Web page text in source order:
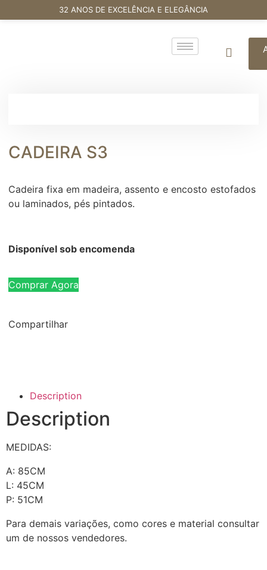
32 ANOS DE EXCELÊNCIA E ELEGÂNCIA
CADEIRA S3
Cadeira fixa em madeira, assento e encosto estofados
ou laminados, pés pintados.
Disponível sob encomenda
Comprar Agora
Compartilhar
Description
Description
MEDIDAS:
A: 85CM
L: 45CM
P: 51CM
Para demais variações, como cores e material consultar
um de nossos vendedores.